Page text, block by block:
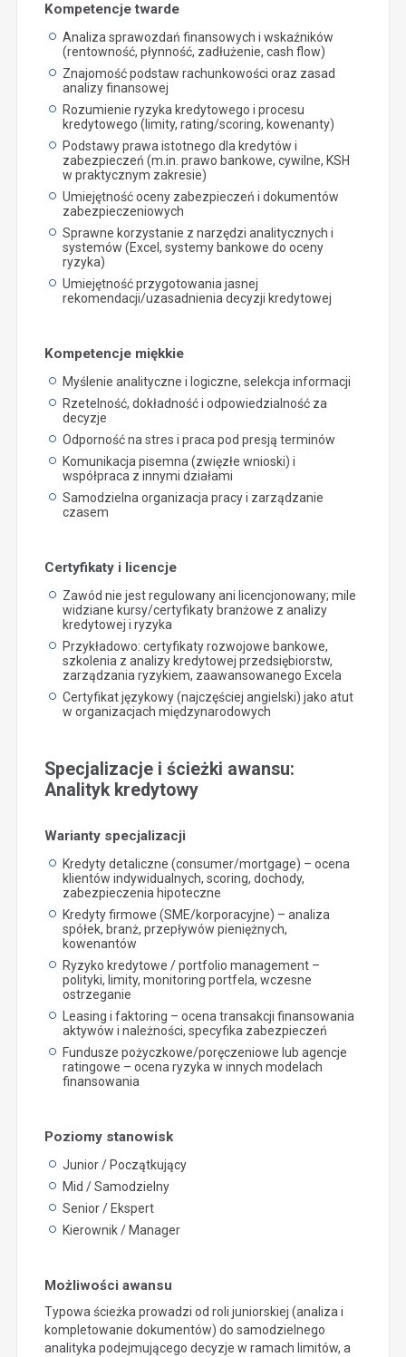
Kompetencje twarde
Analiza sprawozdań finansowych i wskaźników
(rentowność, płynność, zadłużenie, cash flow)
Znajomość podstaw rachunkowości oraz zasad
analizy finansowej
Rozumienie ryzyka kredytowego i procesu
kredytowego (limity, rating/scoring, kowenanty)
Podstawy prawa istotnego dla kredytów i
zabezpieczeń (m.in. prawo bankowe, cywilne, KSH
w praktycznym zakresie)
Umiejętność oceny zabezpieczeń i dokumentów
zabezpieczeniowych
Sprawne korzystanie z narzędzi analitycznych i
systemów (Excel, systemy bankowe do oceny
ryzyka)
Umiejętność przygotowania jasnej
rekomendacji/uzasadnienia decyzji kredytowej
Kompetencje miękkie
Myślenie analityczne i logiczne, selekcja informacji
Rzetelność, dokładność i odpowiedzialność za
decyzje
Odporność na stres i praca pod presją terminów
Komunikacja pisemna (zwięzłe wnioski) i
współpraca z innymi działami
Samodzielna organizacja pracy i zarządzanie
czasem
Certyfikaty i licencje
Zawód nie jest regulowany ani licencjonowany; mile
widziane kursy/certyfikaty branżowe z analizy
kredytowej i ryzyka
Przykładowo: certyfikaty rozwojowe bankowe,
szkolenia z analizy kredytowej przedsiębiorstw,
zarządzania ryzykiem, zaawansowanego Excela
Certyfikat językowy (najczęściej angielski) jako atut
w organizacjach międzynarodowych
Specjalizacje i ścieżki awansu:
Analityk kredytowy
Warianty specjalizacji
Kredyty detaliczne (consumer/mortgage) – ocena
klientów indywidualnych, scoring, dochody,
zabezpieczenia hipoteczne
Kredyty firmowe (SME/korporacyjne) – analiza
spółek, branż, przepływów pieniężnych,
kowenantów
Ryzyko kredytowe / portfolio management –
polityki, limity, monitoring portfela, wczesne
ostrzeganie
Leasing i faktoring – ocena transakcji finansowania
aktywów i należności, specyfika zabezpieczeń
Fundusze pożyczkowe/poręczeniowe lub agencje
ratingowe – ocena ryzyka w innych modelach
finansowania
Poziomy stanowisk
Junior / Początkujący
Mid / Samodzielny
Senior / Ekspert
Kierownik / Manager
Możliwości awansu
Typowa ścieżka prowadzi od roli juniorskiej (analiza i
kompletowanie dokumentów) do samodzielnego
analityka podejmującego decyzje w ramach limitów, a